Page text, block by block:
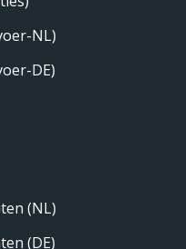
NL)
DE)
(NL)
(DE)